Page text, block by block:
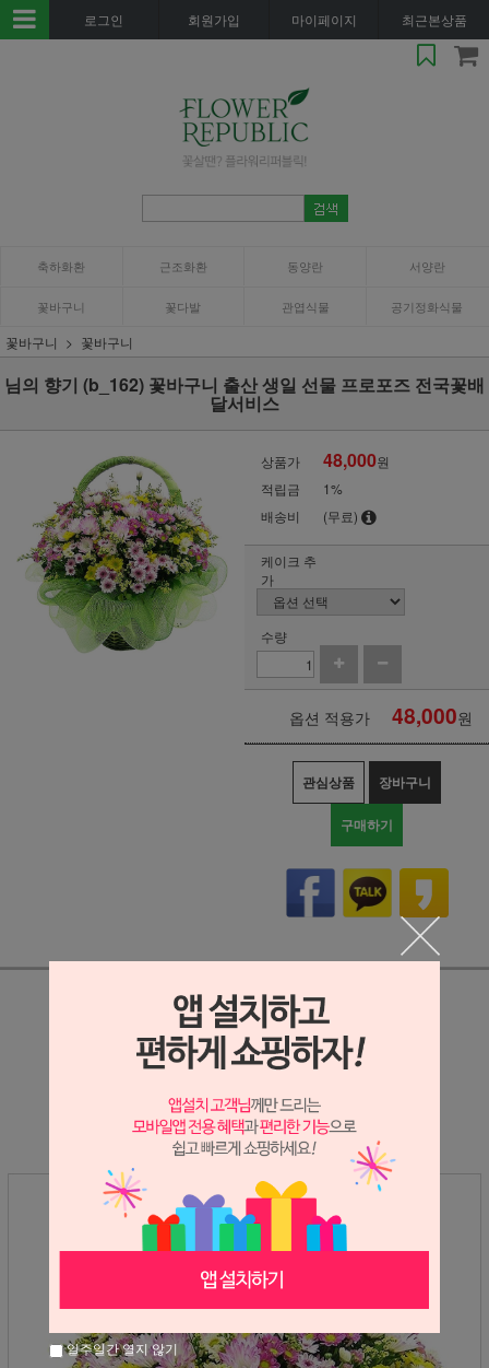
로그인 회원가입 마이페이지 최근본상품
축하화환 근조화환 동양란 서양란
꽃바구니 꽃다발 관엽식물 공기정화식물
꽃바구니 꽃바구니
님의 향기 (b_162) 꽃바구니 출산 생일 선물 프로포즈 전국꽃배
달서비스
상품가 48,000원
적립금
1%
배송비
(무료)
케이크 추
가
수량
옵션 적용가 48,000원
관심상품 장바구니
구매하기
상세정보 새창 열기
일주일간 열지 않기